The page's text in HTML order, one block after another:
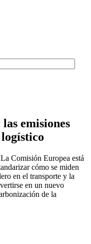
emisiones
Comisión Europea está
cómo se miden
en el transporte y la
en un nuevo
de la